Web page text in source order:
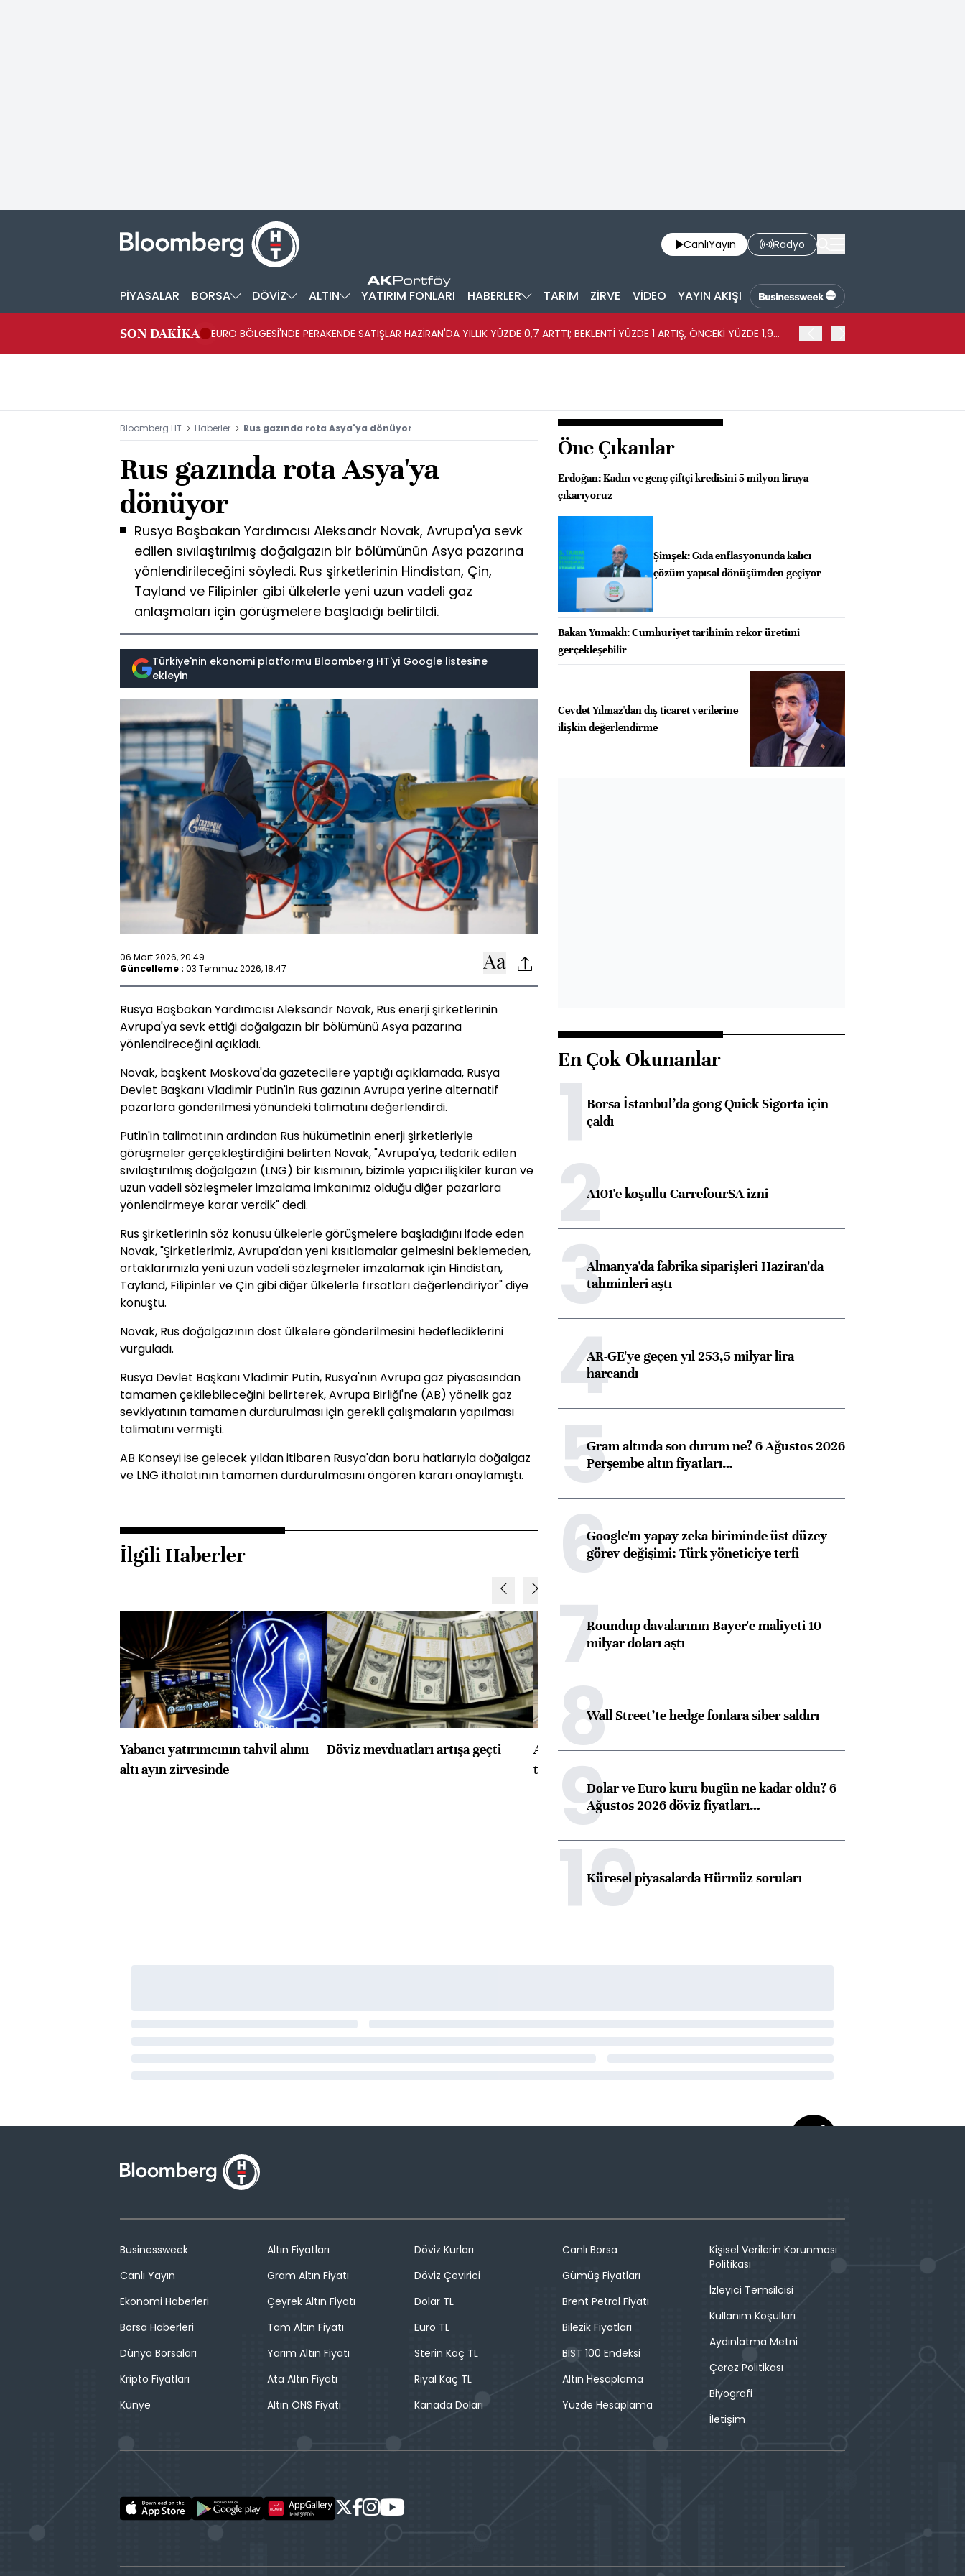
CanlıYayın Radyo
PİYASALAR BORSA DÖVİZ ALTIN YATIRIM FONLARI HABERLER TARIM ZİRVE VİDEO YAYIN AKIŞI
SON DAKİKA
EURO BÖLGESİ'NDE PERAKENDE SATIŞLAR HAZİRAN'DA YILLIK YÜZDE 0,7 ARTTI; BEKLENTİ YÜZDE 1 ARTIŞ, ÖNCEKİ YÜZDE 1,9
Bloomberg HT Haberler Rus gazında rota Asya'ya dönüyor
Rus gazında rota Asya'ya
dönüyor
Rusya Başbakan Yardımcısı Aleksandr Novak, Avrupa'ya sevk
edilen sıvılaştırılmış doğalgazın bir bölümünün Asya pazarına
yönlendirileceğini söyledi. Rus şirketlerinin Hindistan, Çin,
Tayland ve Filipinler gibi ülkelerle yeni uzun vadeli gaz
anlaşmaları için görüşmelere başladığı belirtildi.
Türkiye'nin ekonomi platformu Bloomberg HT'yi Google listesine
ekleyin
06 Mart 2026, 20:49
Güncelleme : 03 Temmuz 2026, 18:47
Rusya Başbakan Yardımcısı Aleksandr Novak, Rus enerji şirketlerinin
Avrupa'ya sevk ettiği doğalgazın bir bölümünü Asya pazarına
yönlendireceğini açıkladı.
Novak, başkent Moskova'da gazetecilere yaptığı açıklamada, Rusya
Devlet Başkanı Vladimir Putin'in Rus gazının Avrupa yerine alternatif
pazarlara gönderilmesi yönündeki talimatını değerlendirdi.
Putin'in talimatının ardından Rus hükümetinin enerji şirketleriyle
görüşmeler gerçekleştirdiğini belirten Novak, "Avrupa'ya, tedarik edilen
sıvılaştırılmış doğalgazın (LNG) bir kısmının, bizimle yapıcı ilişkiler kuran ve
uzun vadeli sözleşmeler imzalama imkanımız olduğu diğer pazarlara
yönlendirmeye karar verdik" dedi.
Rus şirketlerinin söz konusu ülkelerle görüşmelere başladığını ifade eden
Novak, "Şirketlerimiz, Avrupa'dan yeni kısıtlamalar gelmesini beklemeden,
ortaklarımızla yeni uzun vadeli sözleşmeler imzalamak için Hindistan,
Tayland, Filipinler ve Çin gibi diğer ülkelerle fırsatları değerlendiriyor" diye
konuştu.
Novak, Rus doğalgazının dost ülkelere gönderilmesini hedeflediklerini
vurguladı.
Rusya Devlet Başkanı Vladimir Putin, Rusya'nın Avrupa gaz piyasasından
tamamen çekilebileceğini belirterek, Avrupa Birliği'ne (AB) yönelik gaz
sevkiyatının tamamen durdurulması için gerekli çalışmaların yapılması
talimatını vermişti.
AB Konseyi ise gelecek yıldan itibaren Rusya'dan boru hatlarıyla doğalgaz
ve LNG ithalatının tamamen durdurulmasını öngören kararı onaylamıştı.
İlgili Haberler
Yabancı yatırımcının tahvil alımı
altı ayın zirvesinde
Döviz mevduatları artışa geçti
ABD'de konut başlangıçları
toparlandı
Almanya, Commerzbank
Öne Çıkanlar
Erdoğan: Kadın ve genç çiftçi kredisini 5 milyon liraya
çıkarıyoruz
Şimşek: Gıda enflasyonunda kalıcı
çözüm yapısal dönüşümden geçiyor
Bakan Yumaklı: Cumhuriyet tarihinin rekor üretimi
gerçekleşebilir
Cevdet Yılmaz'dan dış ticaret verilerine
ilişkin değerlendirme
En Çok Okunanlar
1Borsa İstanbul’da gong Quick Sigorta için
çaldı
2A101'e koşullu CarrefourSA izni
3Almanya'da fabrika siparişleri Haziran'da
tahminleri aştı
4AR-GE'ye geçen yıl 253,5 milyar lira
harcandı
5Gram altında son durum ne? 6 Ağustos 2026
Perşembe altın fiyatları…
6Google'ın yapay zeka biriminde üst düzey
görev değişimi: Türk yöneticiye terfi
7Roundup davalarının Bayer'e maliyeti 10
milyar doları aştı
8Wall Street’te hedge fonlara siber saldırı
9Dolar ve Euro kuru bugün ne kadar oldu? 6
Ağustos 2026 döviz fiyatları…
10
Küresel piyasalarda Hürmüz soruları
Businessweek
Canlı Yayın
Ekonomi Haberleri
Borsa Haberleri
Dünya Borsaları
Kripto Fiyatları
Künye
Altın Fiyatları
Gram Altın Fiyatı
Çeyrek Altın Fiyatı
Tam Altın Fiyatı
Yarım Altın Fiyatı
Ata Altın Fiyatı
Altın ONS Fiyatı
Döviz Kurları
Döviz Çevirici
Dolar TL
Euro TL
Sterin Kaç TL
Riyal Kaç TL
Kanada Doları
Canlı Borsa
Gümüş Fiyatları
Brent Petrol Fiyatı
Bilezik Fiyatları
BIST 100 Endeksi
Altın Hesaplama
Yüzde Hesaplama
Kişisel Verilerin Korunması
Politikası
İzleyici Temsilcisi
Kullanım Koşulları
Aydınlatma Metni
Çerez Politikası
Biyografi
İletişim